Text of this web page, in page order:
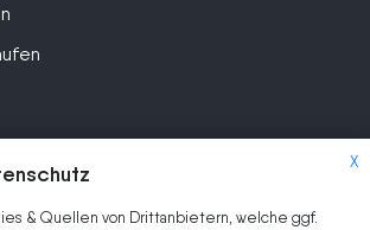
X
& Quellen von Drittanbietern, welche ggf.